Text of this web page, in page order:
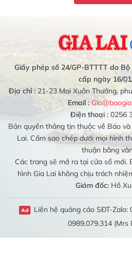
Giấy phép số 24/GP-BTTTT do
cấp ngày 16/
Địa chỉ :21-23 Mai Xuân Thưởng,
Email :
Điện thoại : 0256
Bản quyền thông tin thuộc về Báo
Lai. Cấm sao chép dưới mọi hình
thuận bằng
Các trang sẽ mở ra tại cửa sổ mới.
hình Gia Lai không chịu trách
Giám đốc:Hồ
Liên hệ quảng cáo SĐT-Zalo:
0989.079.314 (Mrs